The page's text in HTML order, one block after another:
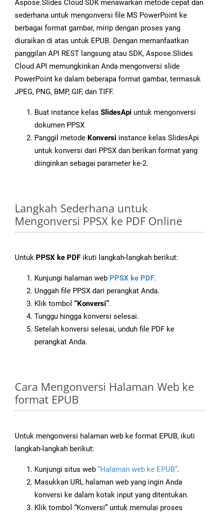
Aspose.Slides Cloud SDK menawarkan metode cepat dan
sederhana untuk mengonversi file MS PowerPoint ke
berbagai format gambar, mirip dengan proses yang
diuraikan di atas untuk EPUB. Dengan memanfaatkan
panggilan API REST langsung atau SDK, Aspose.Slides
Cloud API memungkinkan Anda mengonversi slide
PowerPoint ke dalam beberapa format gambar, termasuk
JPEG, PNG, BMP, GIF, dan TIFF.
Buat instance kelas SlidesApi untuk mengonversi
dokumen PPSX
Panggil metode Konversi instance kelas SlidesApi
untuk konversi dari PPSX dan berikan format yang
diinginkan sebagai parameter ke-2.
Langkah Sederhana untuk
Mengonversi PPSX ke PDF Online
Untuk PPSX ke PDF ikuti langkah-langkah berikut:
Kunjungi halaman web PPSX ke PDF.
Unggah file PPSX dari perangkat Anda.
Klik tombol “Konversi”.
Tunggu hingga konversi selesai.
Setelah konversi selesai, unduh file PDF ke
perangkat Anda.
Cara Mengonversi Halaman Web ke
format EPUB
Untuk mengonversi halaman web ke format EPUB, ikuti
langkah-langkah berikut:
Kunjungi situs web “Halaman web ke EPUB”.
Masukkan URL halaman web yang ingin Anda
konversi ke dalam kotak input yang ditentukan.
Klik tombol “Konversi” untuk memulai proses